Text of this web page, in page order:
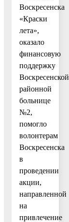
Воскресенска
«Краски
лета»,
оказало
финансовую
поддержку
Воскресенской
районной
больнице
№2,
помогло
волонтерам
Воскресенска
в
проведении
акции,
направленной
на
привлечение